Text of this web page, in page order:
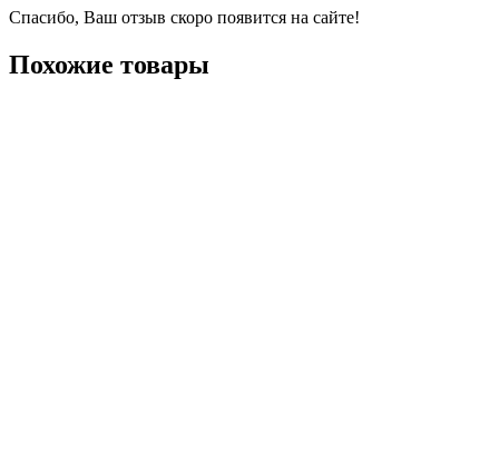
Спасибо, Ваш отзыв скоро появится на сайте!
Похожие товары